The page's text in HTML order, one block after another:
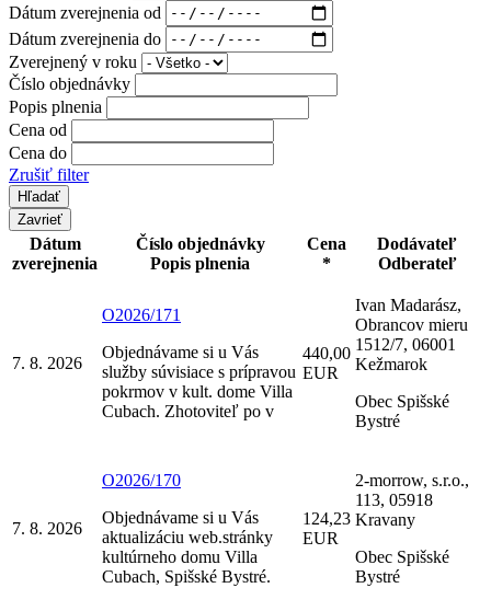
Dátum zverejnenia od
Dátum zverejnenia do
Zverejnený v roku
Číslo objednávky
Popis plnenia
Cena od
Cena do
Zrušiť filter
Zavrieť
Dátum
zverejnenia
Číslo objednávky
Popis plnenia
Cena
*
Dodávateľ
Odberateľ
7. 8. 2026
O2026/171
Objednávame si u Vás
služby súvisiace s prípravou
pokrmov v kult. dome Villa
Cubach. Zhotoviteľ po v
440,00
EUR
Ivan Madarász,
Obrancov mieru
1512/7, 06001
Kežmarok
Obec Spišské
Bystré
7. 8. 2026
O2026/170
Objednávame si u Vás
aktualizáciu web.stránky
kultúrneho domu Villa
Cubach, Spišské Bystré.
124,23
EUR
2-morrow, s.r.o.,
113, 05918
Kravany
Obec Spišské
Bystré